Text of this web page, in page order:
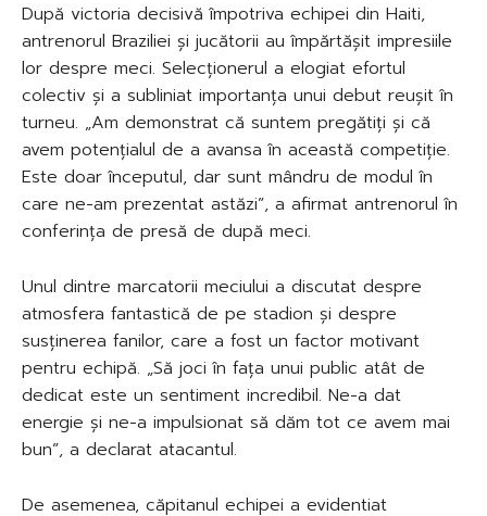
După victoria decisivă împotriva echipei din Haiti,
antrenorul Braziliei și jucătorii au împărtășit impresiile
lor despre meci. Selecționerul a elogiat efortul
colectiv și a subliniat importanța unui debut reușit în
turneu. „Am demonstrat că suntem pregătiți și că
avem potențialul de a avansa în această competiție.
Este doar începutul, dar sunt mândru de modul în
care ne-am prezentat astăzi”, a afirmat antrenorul în
conferința de presă de după meci.
Unul dintre marcatorii meciului a discutat despre
atmosfera fantastică de pe stadion și despre
susținerea fanilor, care a fost un factor motivant
pentru echipă. „Să joci în fața unui public atât de
dedicat este un sentiment incredibil. Ne-a dat
energie și ne-a impulsionat să dăm tot ce avem mai
bun”, a declarat atacantul.
De asemenea, căpitanul echipei a evidentiat